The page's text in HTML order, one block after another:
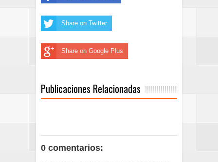
Share on Twitter
Share on Google Plus
Publicaciones Relacionadas
0 comentarios: